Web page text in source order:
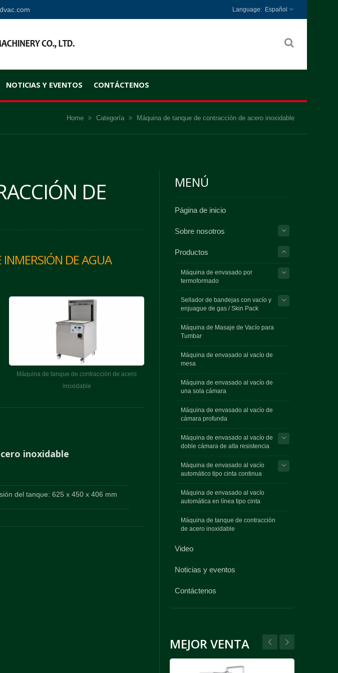
Español
NOTICIAS Y EVENTOS CONTÁCTENOS
Home Categoría Máquina de tanque de contracción de acero inoxidable
DE
DE AGUA
Máquina de tanque de contracción de acero
inoxidable
inoxidable
del tanque: 625 x 450 x 406 mm
MENÚ
Página de inicio
Sobre nosotros
Productos
Máquina de envasado por
termoformado
Sellador de bandejas con vacío y
enjuague de gas / Skin Pack
Máquina de Masaje de Vacío para
Tumbar
Máquina de envasado al vacío de
mesa
Máquina de envasado al vacío de
una sola cámara
Máquina de envasado al vacío de
cámara profunda
Máquina de envasado al vacío de
doble cámara de alta resistencia
Máquina de envasado al vacío
automático tipo cinta continua
Máquina de envasado al vacío
automática en línea tipo cinta
Máquina de tanque de contracción
de acero inoxidable
Video
Noticias y eventos
Contáctenos
MEJOR VENTA